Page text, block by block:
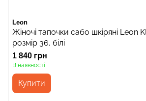
Leon
Жіночі тапочки сабо шкіряні Leon
розмір 36, білі
1 840 грн
В наявності
Купити